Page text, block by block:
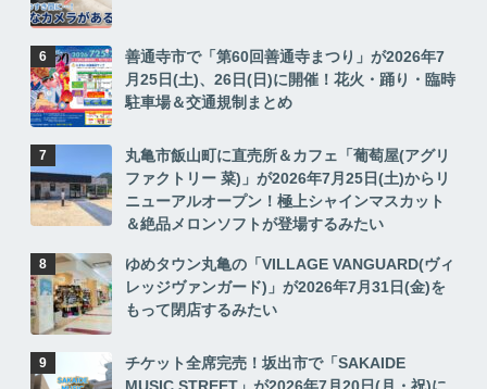
善通寺市で「第60回善通寺まつり」が2026年7
月25日(土)、26日(日)に開催！花火・踊り・臨時
駐車場＆交通規制まとめ
丸亀市飯山町に直売所＆カフェ「葡萄屋(アグリ
ファクトリー 菜)」が2026年7月25日(土)からリ
ニューアルオープン！極上シャインマスカット
＆絶品メロンソフトが登場するみたい
ゆめタウン丸亀の「VILLAGE VANGUARD(ヴィ
レッジヴァンガード)」が2026年7月31日(金)を
もって閉店するみたい
チケット全席完売！坂出市で「SAKAIDE